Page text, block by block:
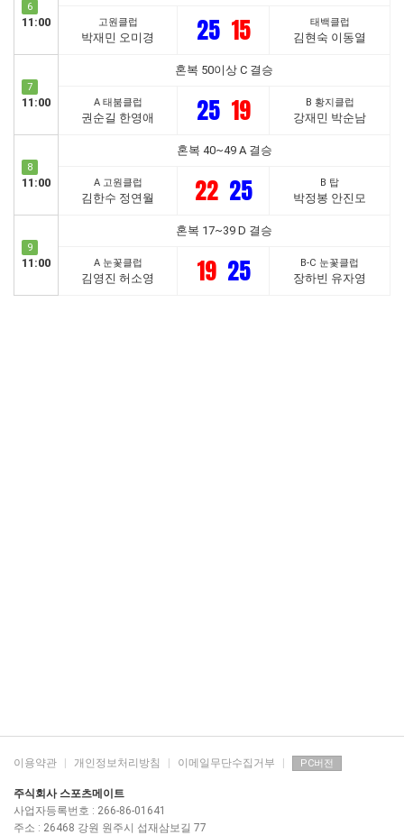
6
11:00 고원클럽
박재민 오미경 25 15 태백클럽
김현숙 이동열
7
11:00
혼복 50이상 C 결승
A 태붐클럽
권순길 한영애 25 19 B 황지클럽
강재민 박순남
8
11:00
혼복 40~49 A 결승
A 고원클럽
김한수 정연월 22 25 B 탑
박정봉 안진모
9
11:00
혼복 17~39 D 결승
A 눈꽃클럽
김영진 허소영 19 25 B-C 눈꽃클럽
장하빈 유자영
이용약관 개인정보처리방침 이메일무단수집거부 PC버전
주식회사 스포츠메이트
사업자등록번호 : 266-86-01641
주소 : 26468 강원 원주시 섭재삼보길 77